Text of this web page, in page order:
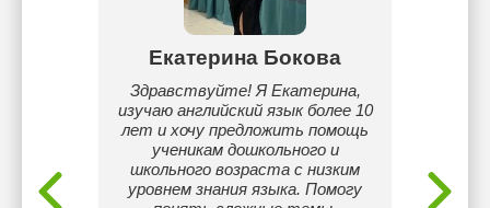
Екатерина Бокова
Здравствуйте! Я Екатерина,
изучаю английский язык более 10
лет и хочу предложить помощь
ученикам дошкольного и
школьного возраста с низким
уровнем знания языка. Помогу